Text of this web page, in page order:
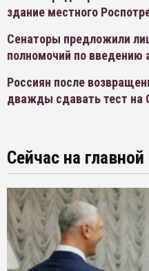
здание местного
Сенаторы предложили
полномочий по введению
Россиян после
дважды сдавать тест на
Сейчас на главной